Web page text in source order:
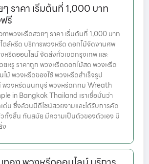
ราคา เริ่มต้นที่ 1,000 บาท
รี
พวงหรีดสวยๆ ราคา เริ่มต้นที่ 1,000 บาท
ตล์หรีด บริการพวงหรีด ดอกไม้จัดงานศพ
หรีดออนไลน์ จัดส่งทั่วเขตกรุงเทพ และ
หรู ราคาถูก พวงหรีดดอกไม้สด พวงหรีด
ม้ พวงหรีดของใช้ พวงหรีดสำเร็จรูป
พวงหรีดนนทบุรี พวงหรีดกทม Wreath
in Bangkok Thailand เราเชื่อมั่นว่า
ด่น ซึ่งล้วนมีดีไซน์สวยงามและได้รับการคัด
ทั้งสิ้น ทันสมัย มีความเป็นตัวของตัวเอง มี
ง